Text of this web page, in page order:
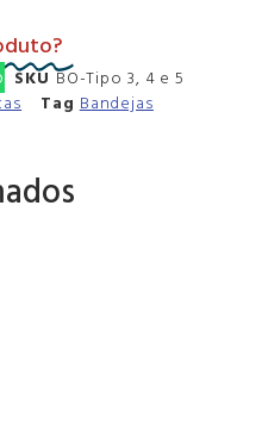
SKUBO-Tipo 3, 4 e 5
Tag Bandejas